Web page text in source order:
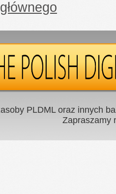
PLDML oraz innych
Zapraszamy